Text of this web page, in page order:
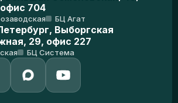
офис 704
БЦ Агат
Выборгская
29, офис 227
БЦ Система